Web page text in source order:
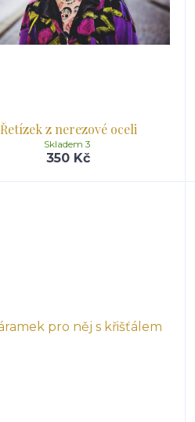
Řetízek z nerezové oceli
350 Kč
Skladem 3